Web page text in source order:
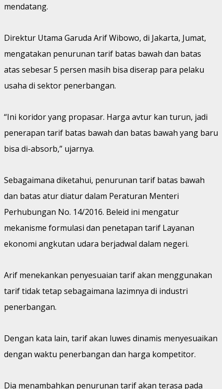
mendatang.
Direktur Utama Garuda Arif Wibowo, di Jakarta, Jumat,
mengatakan penurunan tarif batas bawah dan batas
atas sebesar 5 persen masih bisa diserap para pelaku
usaha di sektor penerbangan.
“Ini koridor yang propasar. Harga avtur kan turun, jadi
penerapan tarif batas bawah dan batas bawah yang baru
bisa di-absorb,” ujarnya.
Sebagaimana diketahui, penurunan tarif batas bawah
dan batas atur diatur dalam Peraturan Menteri
Perhubungan No. 14/2016. Beleid ini mengatur
mekanisme formulasi dan penetapan tarif Layanan
ekonomi angkutan udara berjadwal dalam negeri.
Arif menekankan penyesuaian tarif akan menggunakan
tarif tidak tetap sebagaimana lazimnya di industri
penerbangan.
Dengan kata lain, tarif akan luwes dinamis menyesuaikan
dengan waktu penerbangan dan harga kompetitor.
Dia menambahkan penurunan tarif akan terasa pada